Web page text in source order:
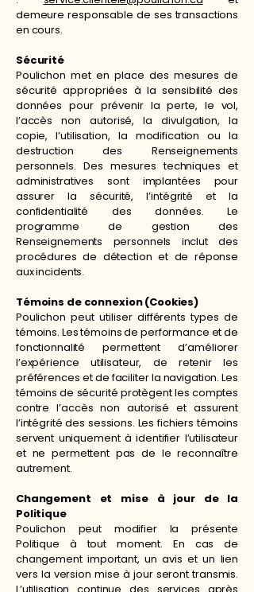
demeure responsable de ses transactions
en cours.
Sécurité
Poulichon met en place des mesures de
sécurité appropriées à la sensibilité des
données pour prévenir la perte, le vol,
l’accès non autorisé, la divulgation, la
copie, l’utilisation, la modification ou la
destruction des Renseignements
personnels. Des mesures techniques et
administratives sont implantées pour
assurer la sécurité, l’intégrité et la
confidentialité des données. Le
programme de gestion des
Renseignements personnels inclut des
procédures de détection et de réponse
aux incidents.
Témoins de connexion (Cookies)
Poulichon peut utiliser différents types de
témoins. Les témoins de performance et de
fonctionnalité permettent d’améliorer
l’expérience utilisateur, de retenir les
préférences et de faciliter la navigation. Les
témoins de sécurité protègent les comptes
contre l’accès non autorisé et assurent
l’intégrité des sessions. Les fichiers témoins
servent uniquement à identifier l’utilisateur
et ne permettent pas de le reconnaître
autrement.
Changement et mise à jour de la
Politique
Poulichon peut modifier la présente
Politique à tout moment. En cas de
changement important, un avis et un lien
vers la version mise à jour seront transmis.